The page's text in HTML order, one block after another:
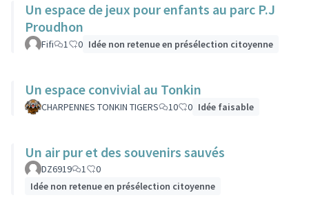
Un espace de jeux pour enfants au parc P.J
Proudhon
Fifi 1 0 Idée non retenue en présélection citoyenne
Un espace convivial au Tonkin
CHARPENNES TONKIN TIGERS 10 0 Idée faisable
Un air pur et des souvenirs sauvés
DZ6919 1
0
Idée non retenue en présélection citoyenne